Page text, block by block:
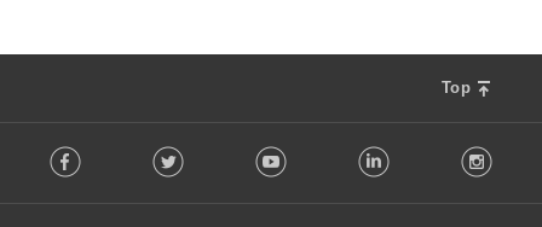
Top
o Facebook Twitter Youtube LinkedIn